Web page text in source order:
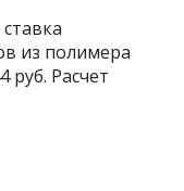
из полимера
руб. Расчет